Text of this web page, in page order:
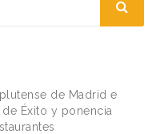
de Madrid e
de Éxito y ponencia